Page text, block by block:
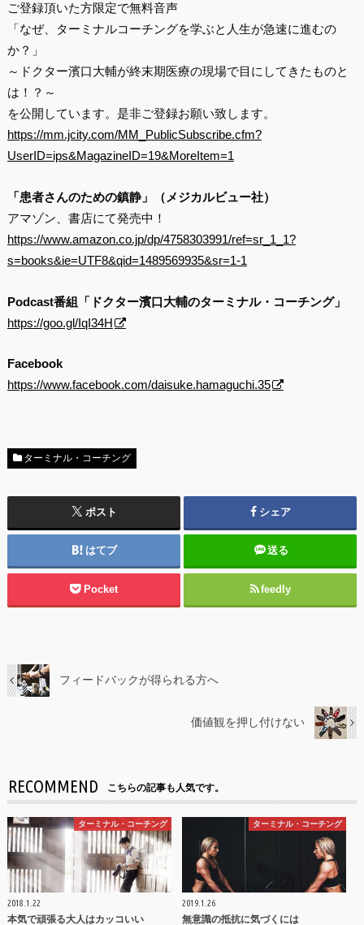
ご登録頂いた方限定で無料音声
「なぜ、ターミナルコーチングを学ぶと人生が急速に進むの
か？」
～ドクター濱口大輔が終末期医療の現場で目にしてきたものと
は！？～
を公開しています。是非ご登録お願い致します。
https://mm.jcity.com/MM_PublicSubscribe.cfm?
UserID=ips&MagazineID=19&MoreItem=1
「患者さんのための鎮静」（メジカルビュー社）
アマゾン、書店にて発売中！
https://www.amazon.co.jp/dp/4758303991/ref=sr_1_1?
s=books&ie=UTF8&qid=1489569935&sr=1-1
Podcast番組「ドクター濱口大輔のターミナル・コーチング」
https://goo.gl/IqI34H
Facebook
https://www.facebook.com/daisuke.hamaguchi.35
ターミナル・コーチング
ポスト シェア
はてブ 送る
Pocket feedly
フィードバックが得られる方へ
価値観を押し付けない
RECOMMEND こちらの記事も人気です。
ターミナル・コーチング
2018.1.22
本気で頑張る大人はカッコいい
ターミナル・コーチング
2019.1.26
無意識の抵抗に気づくには